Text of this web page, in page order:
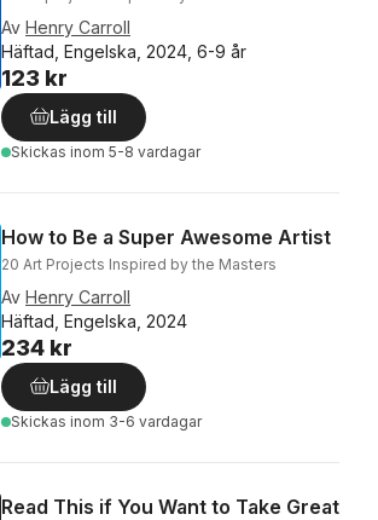
Av Henry Carroll
Häftad, Engelska, 2024, 6-9 år
123 kr
Lägg till
Skickas inom 5-8 vardagar
How to Be a Super Awesome Artist
20 Art Projects Inspired by the Masters
Av Henry Carroll
Häftad, Engelska, 2024
234 kr
Lägg till
Skickas inom 3-6 vardagar
Read This if You Want to Take Great